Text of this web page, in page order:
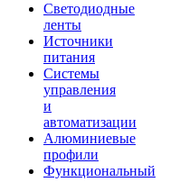
Светодиодные
ленты
Источники
питания
Системы
управления
и
автоматизации
Алюминиевые
профили
Функциональный